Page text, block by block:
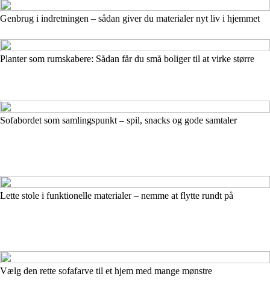
Genbrug i indretningen – sådan giver du materialer nyt liv i hjemmet
Planter som rumskabere: Sådan får du små boliger til at virke større
Sofabordet som samlingspunkt – spil, snacks og gode samtaler
Lette stole i funktionelle materialer – nemme at flytte rundt på
Vælg den rette sofafarve til et hjem med mange mønstre